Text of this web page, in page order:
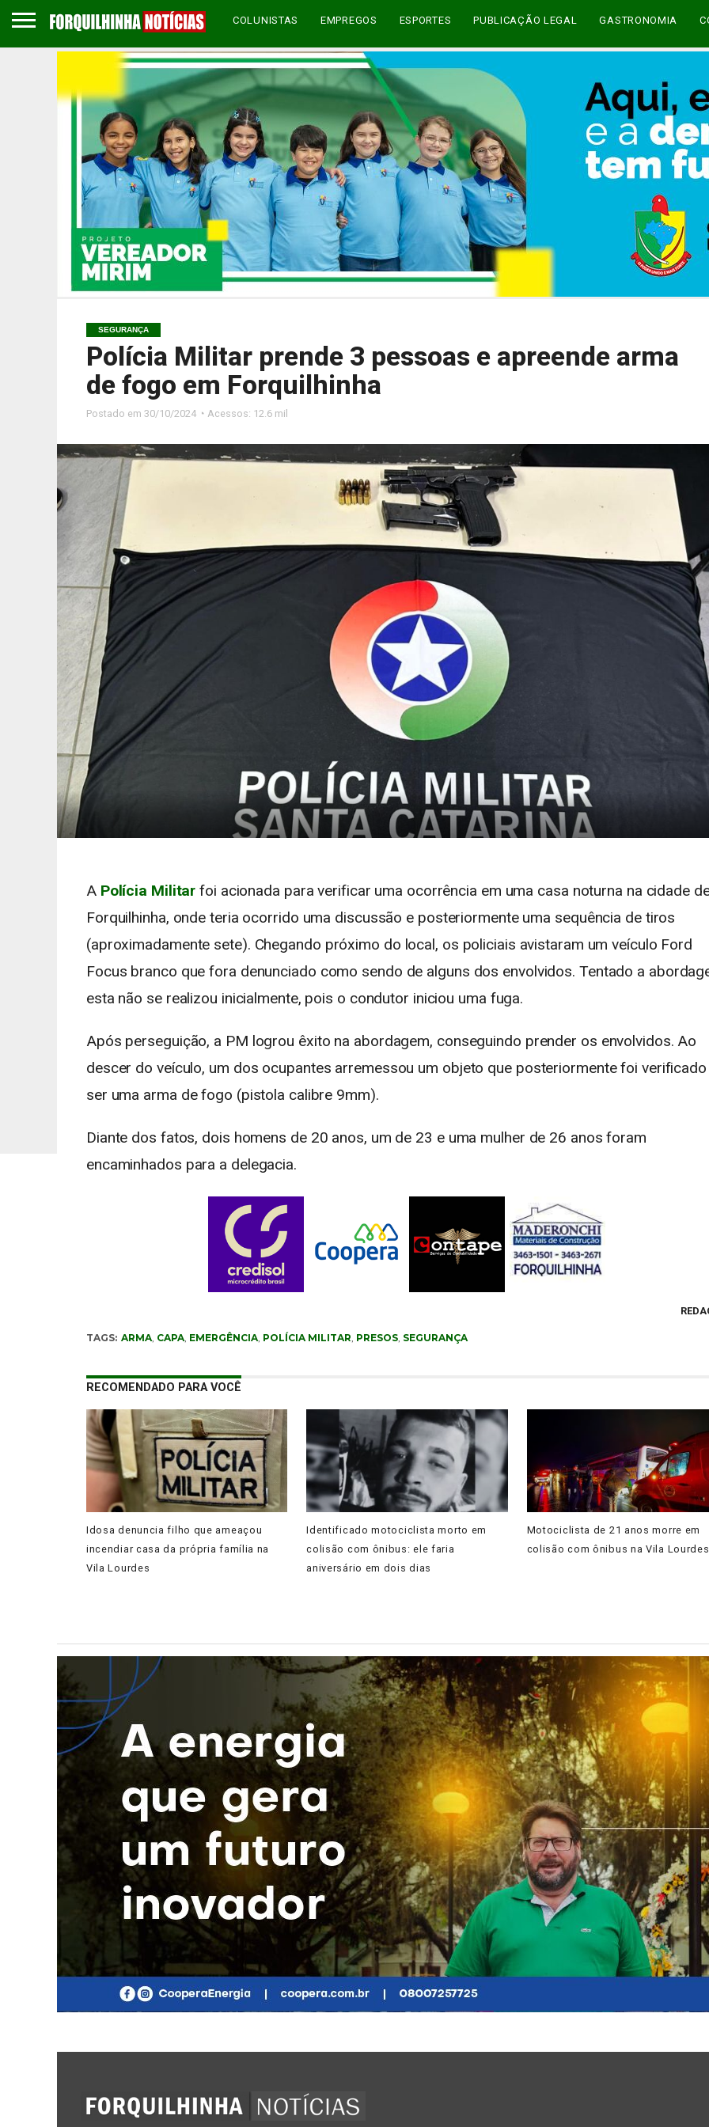
COLUNISTAS EMPREGOS ESPORTES PUBLICAÇÃO LEGAL GASTRONOMIA
SEGURANÇA
Polícia Militar prende 3 pessoas e apreende arma
de fogo em Forquilhinha
Postado em 30/10/2024 ◔ Acessos: 12.6 mil
A Polícia Militar foi acionada para verificar uma ocorrência em uma casa noturna na cidade
Forquilhinha, onde teria ocorrido uma discussão e posteriormente uma sequência de tiros
(aproximadamente sete). Chegando próximo do local, os policiais avistaram um veículo Ford
Focus branco que fora denunciado como sendo de alguns dos envolvidos. Tentado a
esta não se realizou inicialmente, pois o condutor iniciou uma fuga.
Após perseguição, a PM logrou êxito na abordagem, conseguindo prender os envolvidos. Ao
descer do veículo, um dos ocupantes arremessou um objeto que posteriormente foi verificado
ser uma arma de fogo (pistola calibre 9mm).
Diante dos fatos, dois homens de 20 anos, um de 23 e uma mulher de 26 anos foram
encaminhados para a delegacia.
TAGS: ARMA, CAPA, EMERGÊNCIA, POLÍCIA MILITAR PRESOS, SEGURANÇA
RECOMENDADO PARA VOCÊ
Idosa denuncia filho que ameaçou
incendiar casa da própria família na
Vila Lourdes
Identificado motociclista morto em
colisão com ônibus: ele faria
aniversário em dois dias
Motociclista de 21 anos morre em
colisão com ônibus na Vila Lourdes